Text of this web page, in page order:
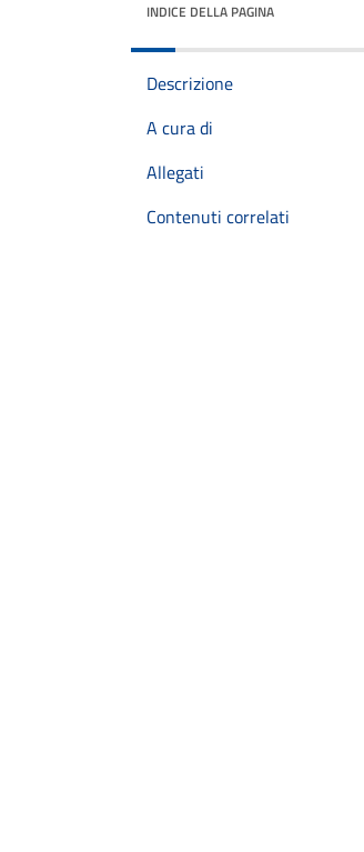
INDICE DELLA PAGINA
Descrizione
A cura di
Allegati
Contenuti correlati